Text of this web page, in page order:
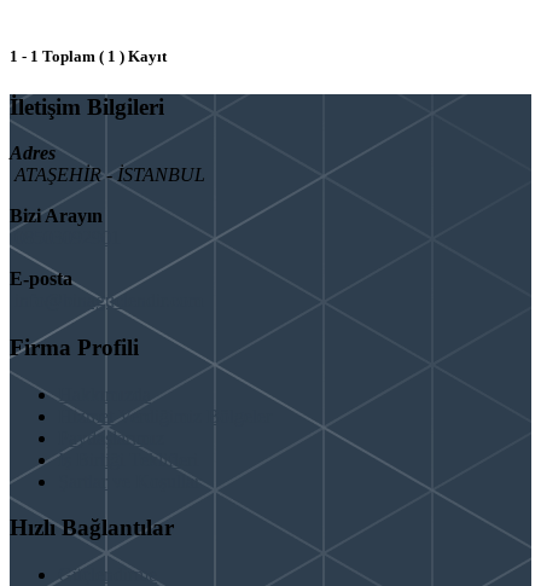
1 - 1 Toplam ( 1 ) Kayıt
İletişim Bilgileri
Adres
ATAŞEHİR - İSTANBUL
Bizi Arayın
E-posta
info@binaguclendir.com
Firma Profili
Hakkımızda
Hizmet Verdiğimiz Bölgeler
Paydaşlarımız
İş Birliği Teklifleri
Şartlar ve Koşullar
Hızlı Bağlantılar
Güçlendirme